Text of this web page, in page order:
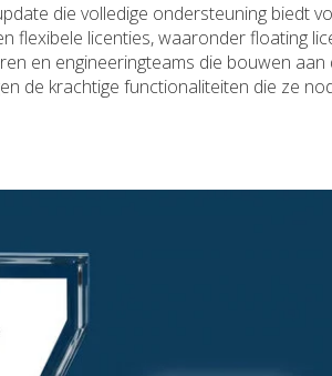
die volledige ondersteuning biedt
flexibele licenties, waaronder floating
en engineeringteams die bouwen aan
de krachtige functionaliteiten die ze